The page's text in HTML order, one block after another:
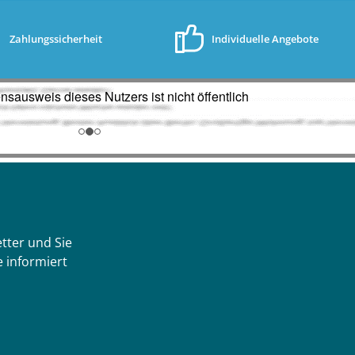
A
-
G
-
Zahlungssicherheit Individuelle Angebote
und Sie
informiert